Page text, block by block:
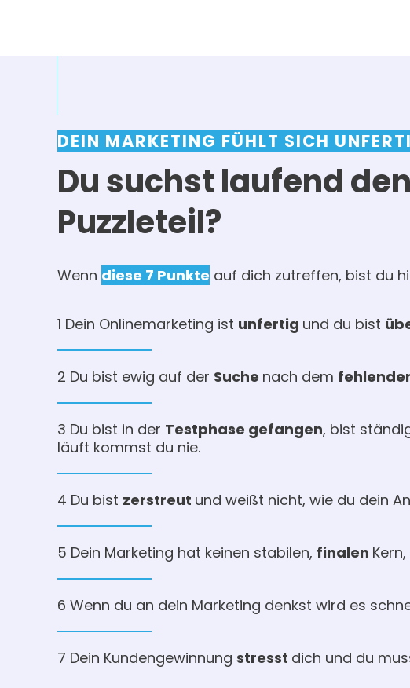
DEIN MARKETING FÜHLT SICH
Du suchst laufend
Puzzleteil?
Wenn diese 7 Punkte auf dich zutreffen, bist du
1 Dein Onlinemarketing ist unfertig und du bist
2 Du bist ewig auf der Suche nach dem
3 Du bist in der Testphase gefangen, bist
läuft kommst du nie.
4 Du bist zerstreut und weißt nicht, wie du dein
5 Dein Marketing hat keinen stabilen, finalen
6 Wenn du an dein Marketing denkst wird es
7 Dein Kundengewinnung stresst dich und du